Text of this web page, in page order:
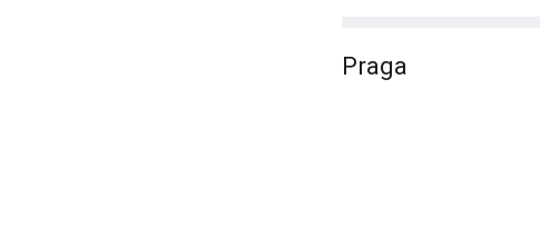
Praga